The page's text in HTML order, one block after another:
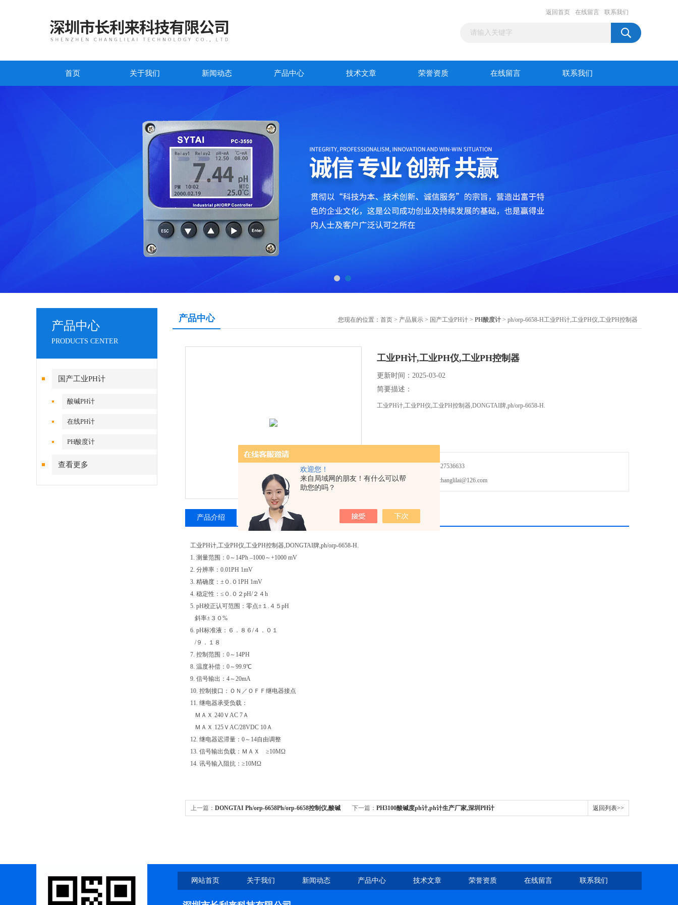
欢迎您！
来自局域网的朋友！有什么可以帮
助您的吗？
返回首页 在线留言 联系我们
首页 关于我们 新闻动态 产品中心 技术文章 荣誉资质 在线留言 联系我们
产品中心
PRODUCTS CENTER
国产工业PH计
酸碱PH计
在线PH计
PH酸度计
查看更多
产品中心 您现在的位置： 首页 > 产品展示 > 国产工业PH计 > PH酸度计 > ph/orp-6658-H工业PH计,工业PH仪,工业PH控制器
工业PH计,工业PH仪,工业PH控制器
更新时间：2025-03-02
简要描述：
工业PH计,工业PH仪,工业PH控制器,DONGTAI牌,ph/orp-6658-H.
免费咨询：0755-27536633
发邮件给我们：changlilai@126.com
产品介绍 相关产品 留言询价
工业PH计,工业PH仪,工业PH控制器,DONGTAI牌,ph/orp-6658-H.
1. 测量范围：0～14Ph –1000～+1000 mV
2. 分辨率：0.01PH 1mV
3. 精确度：±０.０1PH 1mV
4. 稳定性：≤０.０２pH/２４h
5. pH校正认可范围：零点±１.４５pH
斜率±３０%
6. pH标准液：６．８６/４．０１
/９．１８
7. 控制范围：0～14PH
8. 温度补偿：0～99.9℃
9. 信号输出：4～20mA
10. 控制接口：ＯＮ／ＯＦＦ继电器接点
11. 继电器承受负载：
ＭＡＸ 240ＶAC 7Ａ
ＭＡＸ 125ＶAC/28VDC 10Ａ
12. 继电器迟滞量：0～14自由调整
13. 信号输出负载：ＭＡＸ ≥10MΩ
14. 讯号输入阻抗：≥10MΩ
上一篇： DONGTAI Ph/orp-6658Ph/orp-6658控制仪,酸碱 下一篇： PH3100酸碱度ph计,ph计生产厂家,深圳PH计 返回列表>>
网站首页 关于我们 新闻动态 产品中心 技术文章 荣誉资质 在线留言 联系我们